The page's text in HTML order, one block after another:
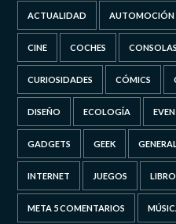
ACTUALIDAD AUTOMOCIÓN
CINE COCHES CONSOLAS
CURIOSIDADES CÓMICS
DISEÑO ECOLOGÍA
GADGETS GEEK GENERAL
INTERNET JUEGOS
META 5 COMENTARIOS